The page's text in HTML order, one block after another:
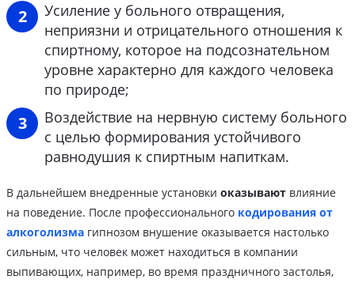
Усиление у больного отвращения,
неприязни и отрицательного отношения к
спиртному, которое на подсознательном
уровне характерно для каждого человека
по природе;
Воздействие на нервную систему больного
с целью формирования устойчивого
равнодушия к спиртным напиткам.
В дальнейшем внедренные установки оказывают влияние
на поведение. После профессионального кодирования от
алкоголизма гипнозом внушение оказывается настолько
сильным, что человек может находиться в компании
выпивающих, например, во время праздничного застолья,